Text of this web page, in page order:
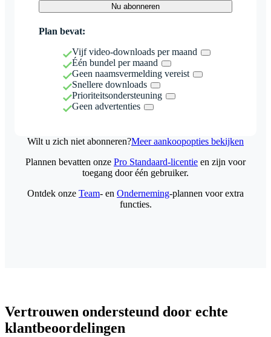
Nu abonneren
Plan bevat:
Vijf video-downloads per maand
Één bundel per maand
Geen naamsvermelding vereist
Snellere downloads
Prioriteitsondersteuning
Geen advertenties
Wilt u zich niet abonneren?Meer aankoopopties bekijken
Plannen bevatten onze Pro Standaard-licentie en zijn voor
toegang door één gebruiker.
Ontdek onze Team- en Onderneming-plannen voor extra
functies.
Vertrouwen ondersteund door echte
klantbeoordelingen